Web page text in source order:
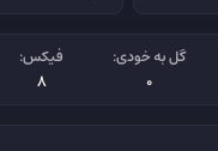
گل به خودی:
0
فیکس:
8